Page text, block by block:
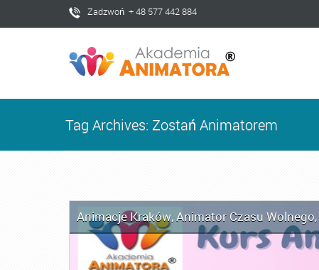
Zadzwoń + 48 577 442 884
Tag Archives: Zostań Animatorem
Animacje Kraków,Animator Czasu Wolnego,